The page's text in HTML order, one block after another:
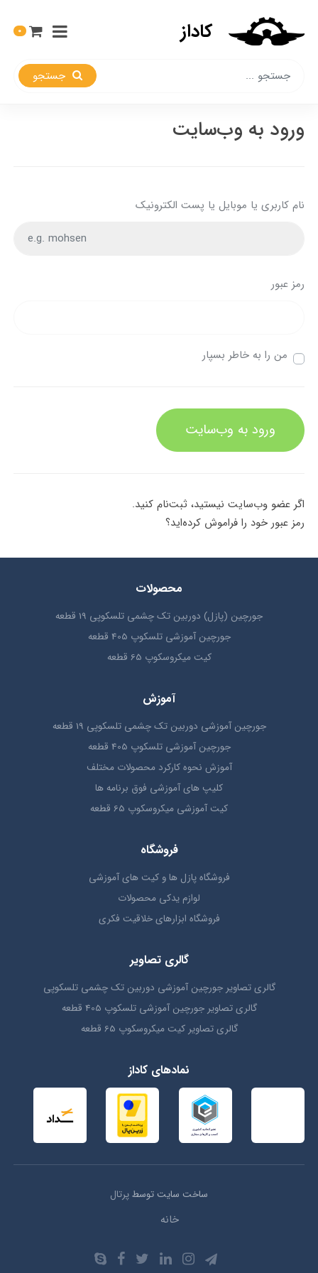
کاداز 0
ورود به وب‌سایت
نام کاربری یا موبایل یا پست الکترونیک
رمز عبور
من را به خاطر بسپار
ورود به وب‌سایت
اگر عضو وب‌سایت نیستید، ثبت‌نام کنید.
رمز عبور خود را فراموش کرده‌اید؟
محصولات
جورچین (پازل) دوربین تک چشمی تلسکوپی 19 قطعه
جورچین آموزشی تلسکوپ 405 قطعه
کیت میکروسکوپ 65 قطعه
آموزش
جورچین آموزشی دوربین تک چشمی تلسکوپی 19 قطعه
جورچین آموزشی تلسکوپ 405 قطعه
آموزش نحوه کارکرد محصولات مختلف
کلیپ های آموزشی فوق برنامه ها
کیت آموزشی میکروسکوپ 65 قطعه
فروشگاه
فروشگاه پازل ها و کیت های آموزشی
لوازم یدکی محصولات
فروشگاه ابزارهای خلاقیت فکری
گالری تصاویر
گالری تصاویر جورچین آموزشی دوربین تک چشمی تلسکوپی
گالری تصاویر جورچین آموزشی تلسکوپ 405 قطعه
گالری تصاویر کیت میکروسکوپ 65 قطعه
نمادهای کاداز
ساخت سایت توسطپرتال
خانه